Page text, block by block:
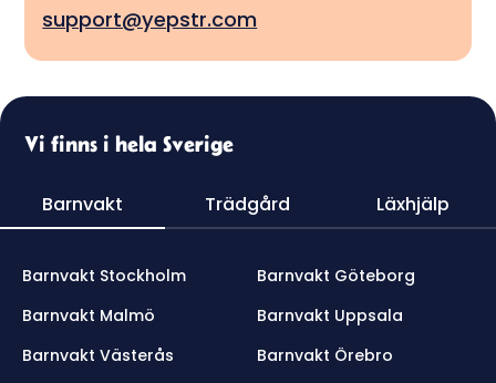
support@yepstr.com
Vi finns i hela Sverige
Barnvakt Trädgård Läxhjälp
Barnvakt Stockholm
Barnvakt Göteborg
Barnvakt Malmö
Barnvakt Uppsala
Barnvakt Västerås
Barnvakt Örebro